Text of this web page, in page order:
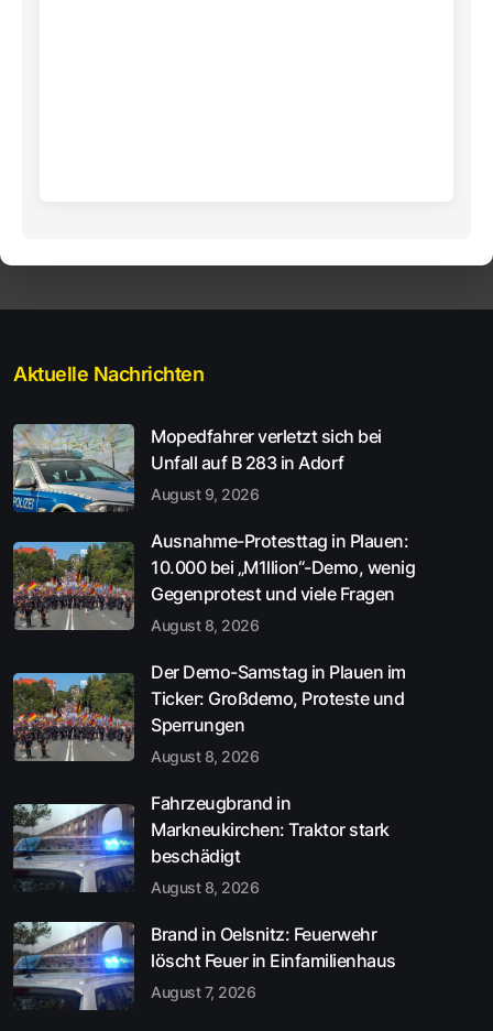
Aktuelle Nachrichten
Mopedfahrer verletzt sich bei
Unfall auf B 283 in Adorf
August 9, 2026
Ausnahme-Protesttag in Plauen:
10.000 bei „M1llion“-Demo, wenig
Gegenprotest und viele Fragen
August 8, 2026
Der Demo-Samstag in Plauen im
Ticker: Großdemo, Proteste und
Sperrungen
August 8, 2026
Fahrzeugbrand in
Markneukirchen: Traktor stark
beschädigt
August 8, 2026
Brand in Oelsnitz: Feuerwehr
löscht Feuer in Einfamilienhaus
August 7, 2026